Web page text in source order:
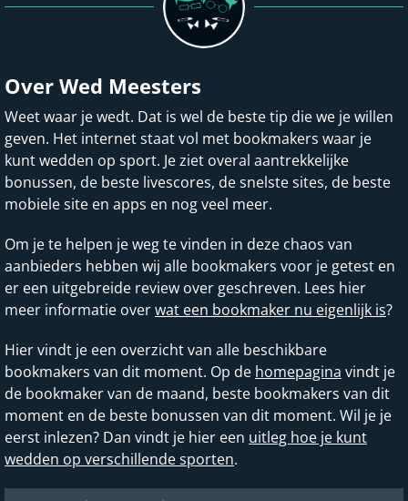
Over Wed Meesters
Weet waar je wedt. Dat is wel de beste tip die we je willen
geven. Het internet staat vol met bookmakers waar je
kunt wedden op sport. Je ziet overal aantrekkelijke
bonussen, de beste livescores, de snelste sites, de beste
mobiele site en apps en nog veel meer.
Om je te helpen je weg te vinden in deze chaos van
aanbieders hebben wij alle bookmakers voor je getest en
er een uitgebreide review over geschreven. Lees hier
meer informatie overwat een bookmaker nu eigenlijk is?
Hier vindt je een overzicht van alle beschikbare
bookmakers van dit moment. Op de homepagina vindt je
de bookmaker van de maand, beste bookmakers van dit
moment en de beste bonussen van dit moment. Wil je je
eerst inlezen? Dan vindt je hier een uitleg hoe je kunt
wedden op verschillende sporten.